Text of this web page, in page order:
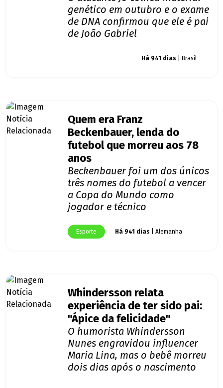
genético em outubro e o exame
de DNA confirmou que ele é pai
de João Gabriel
Há 941 dias | Brasil
Quem era Franz
Beckenbauer, lenda do
futebol que morreu aos 78
anos
Beckenbauer foi um dos únicos
três nomes do futebol a vencer
a Copa do Mundo como
jogador e técnico
Esporte Há 941 dias | Alemanha
Whindersson relata
experiência de ter sido pai:
"Ápice da felicidade"
O humorista Whindersson
Nunes engravidou influencer
Maria Lina, mas o bebê morreu
dois dias após o nascimento